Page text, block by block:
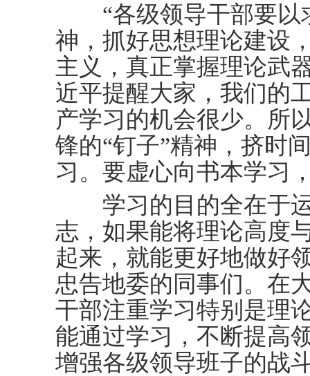
“各级领导干部要以
神，抓好思想理论建设
主义，真正掌握理论武
近平提醒大家，我们的
产学习的机会很少。所
锋的“钉子”精神，挤时
习。要虚心向书本学习
学习的目的全在于运
志，如果能将理论高度
起来，就能更好地做好
忠告地委的同事们。在
干部注重学习特别是理
能通过学习，不断提高
增强各级领导班子的战